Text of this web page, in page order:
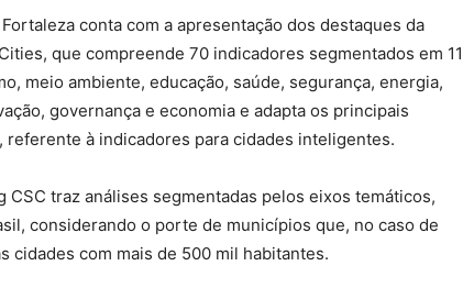
conta com a apresentação dos destaques da
que compreende 70 indicadores segmentados em 11
meio ambiente, educação, saúde, segurança, energia,
governança e economia e adapta os principais
referente à indicadores para cidades inteligentes.
CSC traz análises segmentadas pelos eixos temáticos,
considerando o porte de municípios que, no caso de
cidades com mais de 500 mil habitantes.